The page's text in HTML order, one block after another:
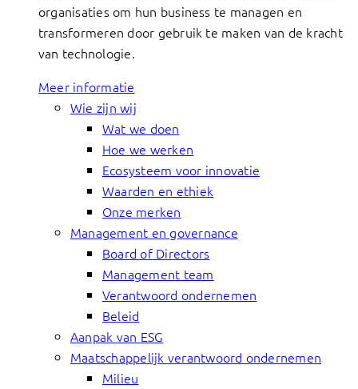
organisaties om hun business te managen en
transformeren door gebruik te maken van de kracht
van technologie.
Meer informatie
Wie zijn wij
Wat we doen
Hoe we werken
Ecosysteem voor innovatie
Waarden en ethiek
Onze merken
Management en governance
Board of Directors
Management team
Verantwoord ondernemen
Beleid
Aanpak van ESG
Maatschappelijk verantwoord ondernemen
Milieu